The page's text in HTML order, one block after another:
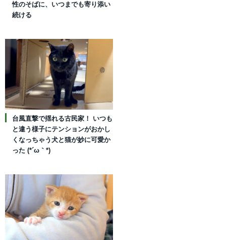
性のそばに、いつまでも寄り添い
続ける
台風直撃で揺れる古民家！ いつも
と違う様子にテンションがおかし
くなっちゃう犬と猫が妙に可愛か
った (*´ω｀*)